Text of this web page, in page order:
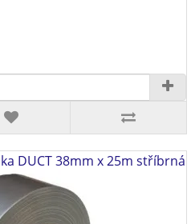
DUCT 38mm x 25m stříbrná